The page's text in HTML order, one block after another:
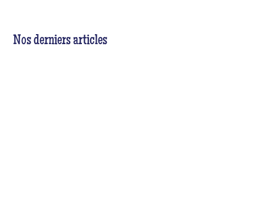
Nos derniers articles